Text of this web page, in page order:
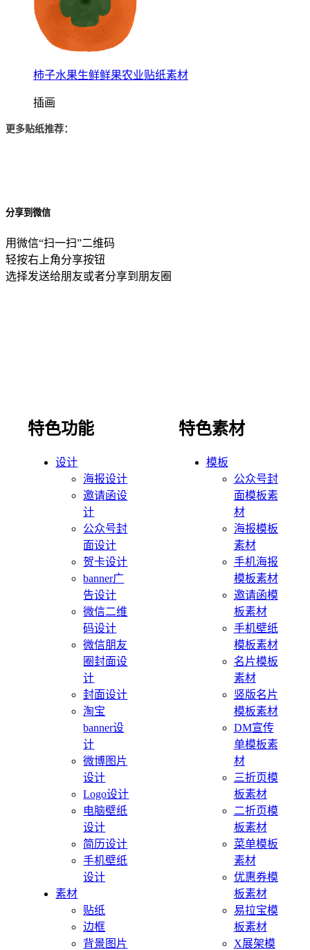
柿子水果生鲜鲜果农业贴纸素材
插画
更多贴纸推荐：
分享到微信
用微信“扫一扫”二维码
轻按右上角分享按钮
选择发送给朋友或者分享到朋友圈
特色功能
设计
海报设计
邀请函设
计
公众号封
面设计
贺卡设计
banner广
告设计
微信二维
码设计
微信朋友
圈封面设
计
封面设计
淘宝
banner设
计
微博图片
设计
Logo设计
电脑壁纸
设计
简历设计
手机壁纸
设计
素材
贴纸
边框
背景图片
特色素材
模板
公众号封
面模板素
材
海报模板
素材
手机海报
模板素材
邀请函模
板素材
手机壁纸
模板素材
名片模板
素材
竖版名片
模板素材
DM宣传
单模板素
材
三折页模
板素材
二折页模
板素材
菜单模板
素材
优惠券模
板素材
易拉宝模
板素材
X展架模